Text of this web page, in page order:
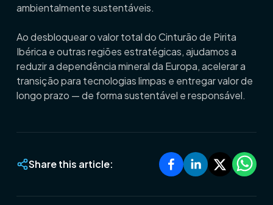
ambientalmente sustentáveis.
Ao desbloquear o valor total do Cinturão de Pirita
Ibérica e outras regiões estratégicas, ajudamos a
reduzir a dependência mineral da Europa, acelerar a
transição para tecnologias limpas e entregar valor de
longo prazo — de forma sustentável e responsável.
Share this article: